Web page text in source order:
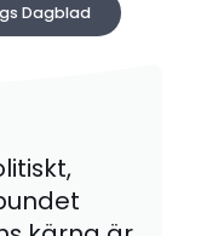
Dagblad